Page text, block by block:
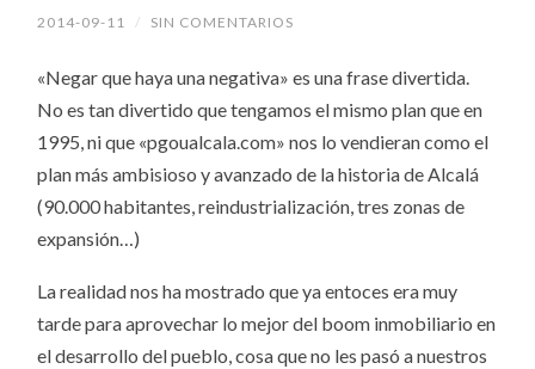
2014-09-11 / SIN COMENTARIOS
«Negar que haya una negativa» es una frase divertida.
No es tan divertido que tengamos el mismo plan que en
1995, ni que «pgoualcala.com» nos lo vendieran como el
plan más ambisioso y avanzado de la historia de Alcalá
(90.000 habitantes, reindustrialización, tres zonas de
expansión…)
La realidad nos ha mostrado que ya entoces era muy
tarde para aprovechar lo mejor del boom inmobiliario en
el desarrollo del pueblo, cosa que no les pasó a nuestros